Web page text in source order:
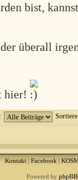
bist,
überall
hier!
Kontakt| Facebook|
Powered by phpBB